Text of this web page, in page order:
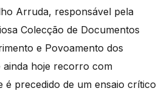
Arruda, responsável pela
Colecção de Documentos
e Povoamento dos
ainda hoje recorro com
é precedido de um ensaio crítico